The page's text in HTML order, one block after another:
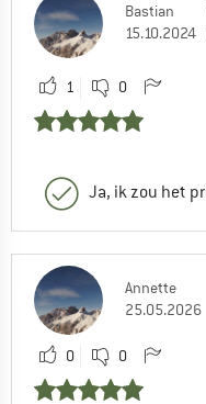
Bastian
15.10.2024
1 0
Ja, ik zou het
Annette
25.05.2026
0 0